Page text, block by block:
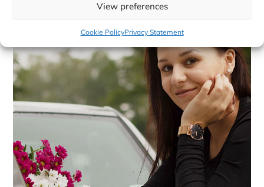
View preferences
Cookie PolicyPrivacy Statement